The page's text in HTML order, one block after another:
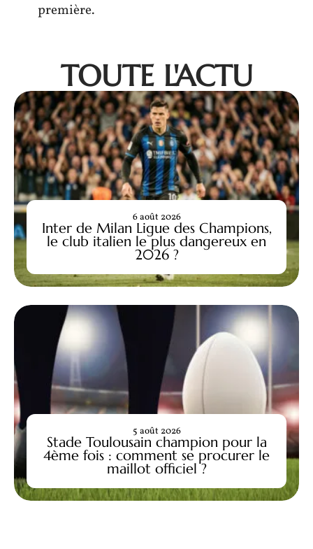
première.
TOUTE L'ACTU
Inter de Milan Ligue des Champions,
le club italien le plus dangereux en
2026 ?
6 août 2026
Stade Toulousain champion pour la
4ème fois : comment se procurer le
maillot officiel ?
5 août 2026